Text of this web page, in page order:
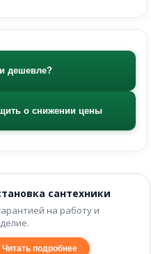
дешевле?
о снижении цены
сантехники
на работу и
Читать подробнее